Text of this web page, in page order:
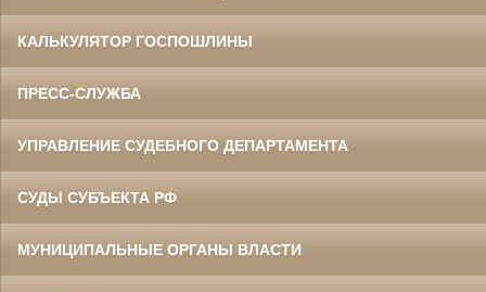
КАЛЬКУЛЯТОР ГОСПОШЛИНЫ
ПРЕСС-СЛУЖБА
УПРАВЛЕНИЕ СУДЕБНОГО ДЕПАРТАМЕНТА
СУДЫ СУБЪЕКТА РФ
МУНИЦИПАЛЬНЫЕ ОРГАНЫ ВЛАСТИ